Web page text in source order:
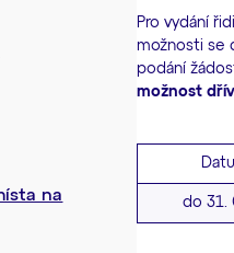
Pro vydání
možnosti se
podání
možnost
do 31.
na